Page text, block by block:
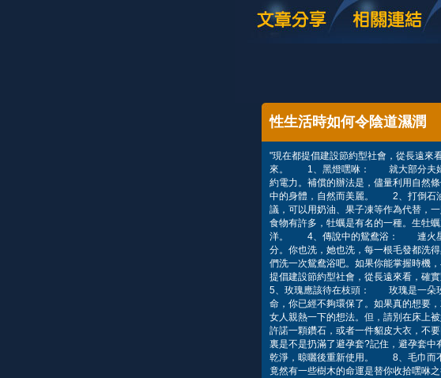
性生活時如何令陰道濕潤
"現在都提倡建設節約型社會，從長遠來
來。 1、黑燈嘿咻： 就大部分夫婦而
約電力。補償的辦法是，儘量利用自然
中的身體，自然而美麗。 2、打倒石
議，可以用奶油、果子凍等作為代替
食物有許多，牡蠣是有名的一種。生牡
洋。 4、傳說中的鴛鴦浴： 連火星人
分。你也洗，她也洗，每一根毛發都洗
們洗一次鴛鴦浴吧。如果你能掌握時機
提倡建設節約型社會，從長遠來看，確
5、玫瑰應該待在枝頭： 玫瑰是一朵玫
命，你已經不夠環保了。如果真的想
女人親熱一下的想法。但，請別在床上
許諾一顆鑽石，或者一件貂皮大衣，
裏是不是扔滿了避孕套?記住，避孕套
乾淨，晾曬後重新使用。 8、毛巾而
竟然有一些樹木的命運是替你收拾嘿